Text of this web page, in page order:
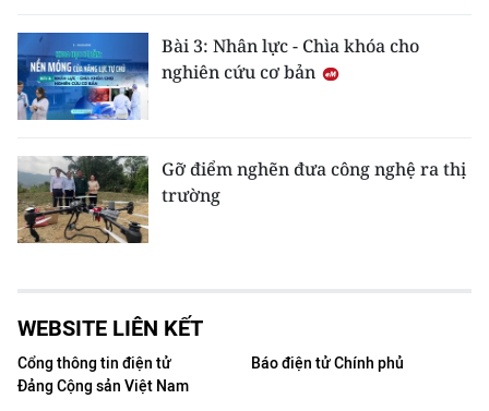
Bài 3: Nhân lực - Chìa khóa cho
nghiên cứu cơ bản
Gỡ điểm nghẽn đưa công nghệ ra thị
trường
WEBSITE LIÊN KẾT
Cổng thông tin điện tử
Đảng Cộng sản Việt Nam
Báo điện tử Chính phủ